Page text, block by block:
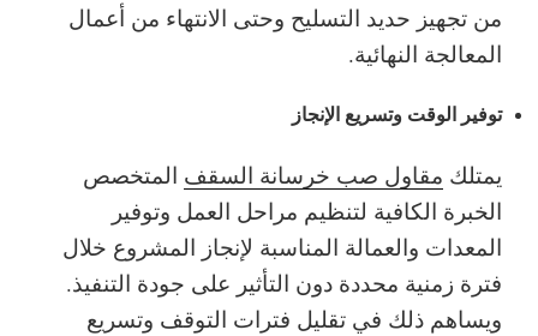
من تجهيز حديد التسليح وحتى الانتهاء من أعمال
المعالجة النهائية.
توفير الوقت وتسريع الإنجاز
يمتلك مقاول صب خرسانة السقف المتخصص
الخبرة الكافية لتنظيم مراحل العمل وتوفير
المعدات والعمالة المناسبة لإنجاز المشروع خلال
فترة زمنية محددة دون التأثير على جودة التنفيذ.
ويساهم ذلك في تقليل فترات التوقف وتسريع